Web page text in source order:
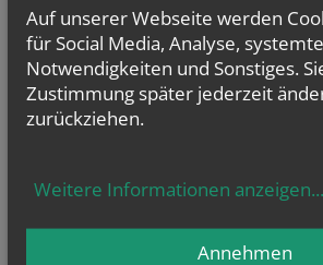
Bibel-Liturgie -Kirchenraum
Auf unserer Webseite werden
für Social Media, Analyse,
Notwendigkeiten und Sonstiges.
Zustimmung später jederzeit
zurückziehen.
Weitere Informationen anzeigen...
Annehmen